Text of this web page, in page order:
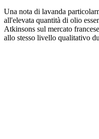
Una nota di lavanda
all'elevata quantità di olio
Atkinsons sul mercato
allo stesso livello qualitativo